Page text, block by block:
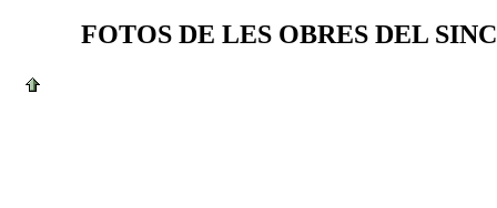
FOTOS DE LES OBRES DEL